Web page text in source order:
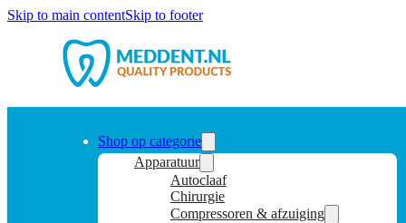
Skip to main contentSkip to footer
Shop op categorie
Apparatuur
Autoclaaf
Chirurgie
Compressoren & afzuiging